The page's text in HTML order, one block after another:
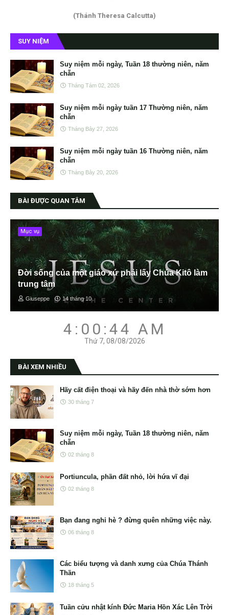
(Thánh Theresa Calcutta)
SUY NIỆM
Suy niệm mỗi ngày, Tuần 18 thường niên, năm
chẵn
Tháng Tám 02, 2026
Suy niệm mỗi ngày tuần 17 Thường niên, năm
chẵn
Tháng Bảy 27, 2026
Suy niệm mỗi ngày tuần 16 Thường niên, năm
chẵn
Tháng Bảy 20, 2026
BÀI ĐƯỢC QUAN TÂM
Mục vụ
Đời sống của một giáo xứ phải lấy Chúa Kitô làm
trung tâm
Giuseppe 14 tháng 10
4:00:45 AM
Thứ 7, 08/08/2026
BÀI XEM NHIỀU
Hãy cất điện thoại và hãy đến nhà thờ sớm hơn
30 tháng 7
Suy niệm mỗi ngày, Tuần 18 thường niên, năm
chẵn
02 tháng 8
Portiuncula, phần đất nhỏ, lời hứa vĩ đại
02 tháng 8
Bạn đang nghỉ hè ? đừng quên những việc này.
06 tháng 8
Các biểu tượng và danh xưng của Chúa Thánh
Thần
18 tháng 5
Tuần cửu nhật kính Đức Maria Hồn Xác Lên Trời